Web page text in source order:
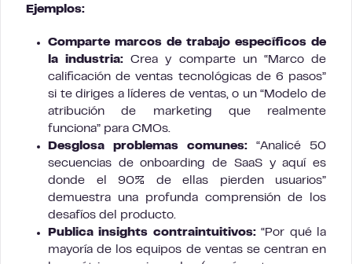
Ejemplos:
Comparte marcos de trabajo específicos de
la industria: Crea y comparte un “Marco de
calificación de ventas tecnológicas de 6 pasos”
si te diriges a líderes de ventas, o un “Modelo de
atribución de marketing que realmente
funciona” para CMOs.
Desglosa problemas comunes: “Analicé 50
secuencias de onboarding de SaaS y aquí es
donde el 90% de ellas pierden usuarios”
demuestra una profunda comprensión de los
desafíos del producto.
Publica insights contraintuitivos:“Por qué la
mayoría de los equipos de ventas se centran en